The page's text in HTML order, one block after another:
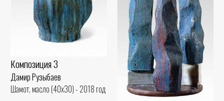
Композиция 3
Дамир Рузыбаев
Шамот, масло (40x30) - 2018 год